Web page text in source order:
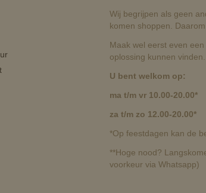
Wij begrijpen als geen
komen shoppen.
Maak wel eerst even
oplossing kunnen vinden.
U bent welkom op:
ma t/m vr 10.00-20.00*
za t/m zo 12.00-20.00*
*Op feestdagen kan de
**Hoge nood?
voorkeur via Whatsapp)